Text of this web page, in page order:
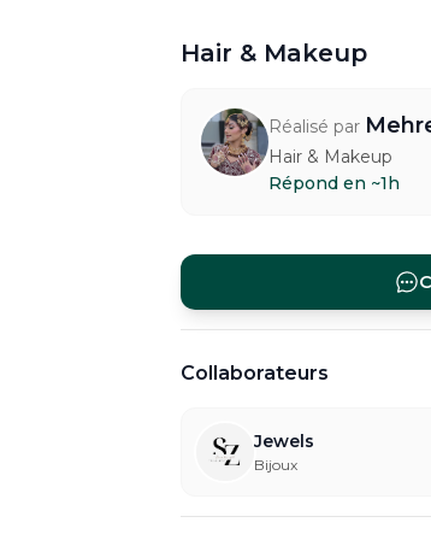
Hair & Makeup
Réalisé par
Hair & Makeup
Répond en ~1h
Hair & Makeup —
#hairstyling-makeup-
Collaborateurs
Jewels
Bijoux